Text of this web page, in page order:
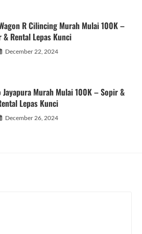
R Cilincing Murah Mulai 100K –
& Rental Lepas Kunci
December 22, 2024
Jayapura Murah Mulai 100K – Sopir &
Lepas Kunci
December 26, 2024